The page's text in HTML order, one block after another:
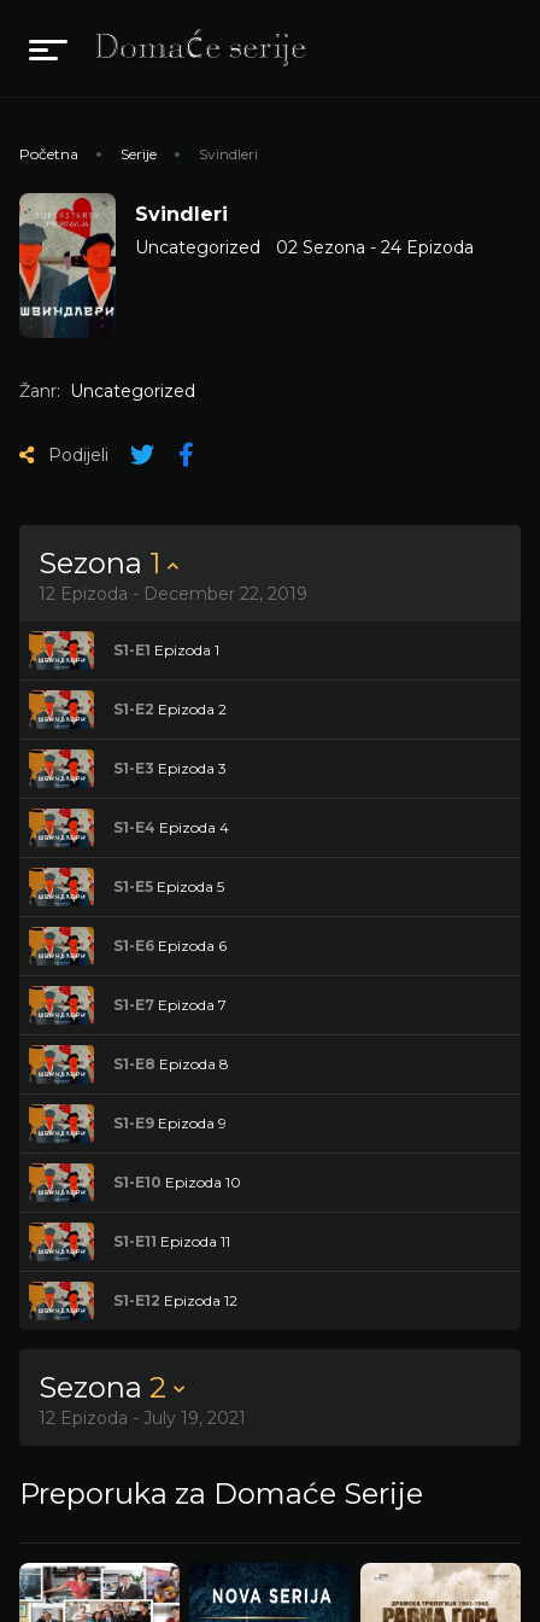
Početna Serije Svindleri
Svindleri
Uncategorized 02 Sezona - 24 Epizoda
Žanr: Uncategorized
Podijeli
Sezona 1
12 Epizoda - December 22, 2019
S1-E1 Epizoda 1
S1-E2 Epizoda 2
S1-E3 Epizoda 3
S1-E4 Epizoda 4
S1-E5 Epizoda 5
S1-E6 Epizoda 6
S1-E7 Epizoda 7
S1-E8 Epizoda 8
S1-E9 Epizoda 9
S1-E10 Epizoda 10
S1-E11 Epizoda 11
S1-E12 Epizoda 12
Sezona 2
12 Epizoda - July 19, 2021
Preporuka za Domaće Serije